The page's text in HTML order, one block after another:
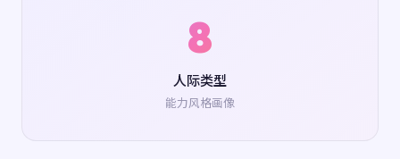
8
人际类型
能力风格画像